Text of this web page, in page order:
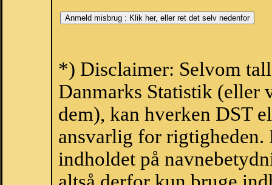
*) Disclaimer: Selvom
Danmarks Statistik (eller
dem), kan hverken DST
ansvarlig for
indholdet på